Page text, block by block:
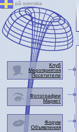
på svenska
Клуб
Мероприятия
Посетители
Фотографии
Маркет
Форум
Объявления